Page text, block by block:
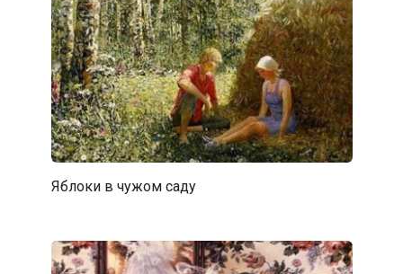
Яблоки в чужом саду